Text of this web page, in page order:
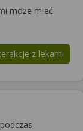
może mieć
z lekami